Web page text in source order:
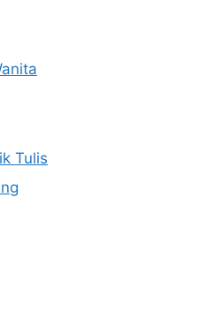
Tulis